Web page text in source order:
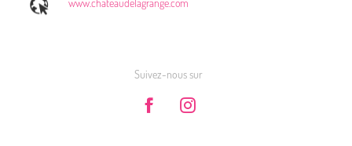
Suivez-nous sur